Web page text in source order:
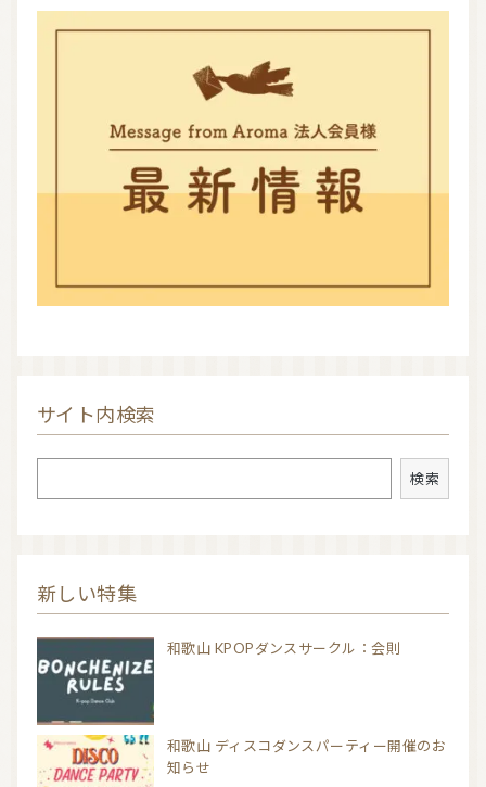
サイト内検索
検索
新しい特集
和歌山 KPOPダンスサークル：会則
和歌山 ディスコダンスパーティー開催のお
知らせ